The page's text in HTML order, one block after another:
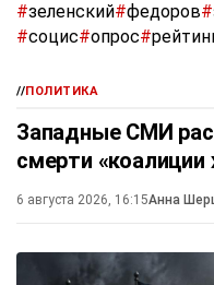
#зеленский#федоров#
#социс#опрос#
//ПОЛИТИКА
Западные СМИ
смерти
6 августа 2026, 16:15Анна